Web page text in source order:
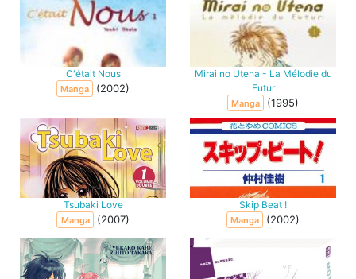
C'était Nous
Manga (2002)
Mirai no Utena - La Mélodie du
Futur
Manga (1995)
Tsubaki Love
Manga (2007)
Skip Beat !
Manga (2002)